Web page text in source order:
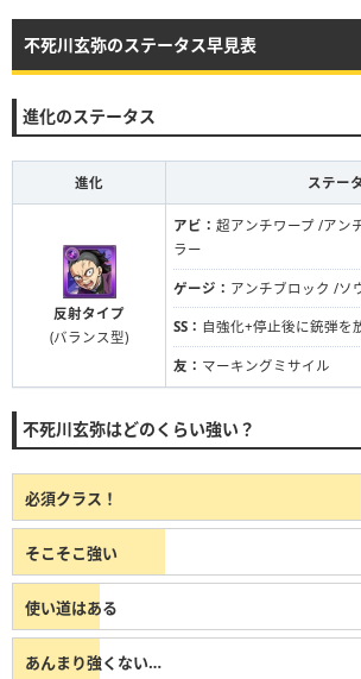
不死川玄弥のステータス早見表
進化のステータス
進化 ステー
反射タイプ
(バランス型)
アビ： 超アンチワープ /アン
ラー
ゲージ： アンチブロック /ソ
SS： 自強化+停止後に銃弾を
友： マーキングミサイル
不死川玄弥はどのくらい強い？
必須クラス！
そこそこ強い
使い道はある
あんまり強くない…